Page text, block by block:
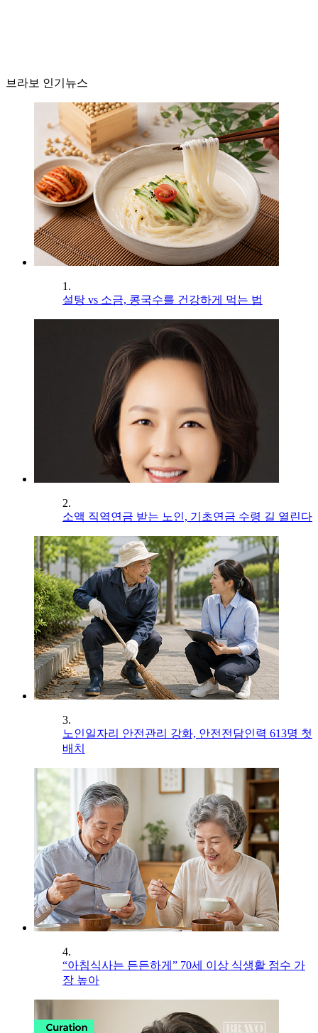
브라보 인기뉴스
1.
설탕 vs 소금, 콩국수를 건강하게 먹는 법
2.
소액 직역연금 받는 노인, 기초연금 수령 길 열린다
3.
노인일자리 안전관리 강화, 안전전담인력 613명 첫
배치
4.
“아침식사는 든든하게” 70세 이상 식생활 점수 가
장 높아